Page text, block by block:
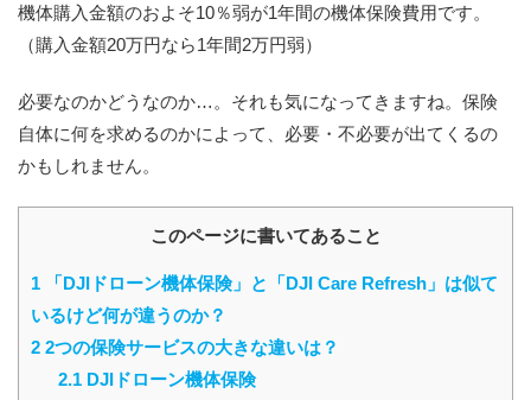
機体購入金額のおよそ10％弱が1年間の機体保険費用です。
（購入金額20万円なら1年間2万円弱）
必要なのかどうなのか…。それも気になってきますね。保険
自体に何を求めるのかによって、必要・不必要が出てくるの
かもしれません。
このページに書いてあること
1 「DJIドローン機体保険」と「DJI Care Refresh」は似て
いるけど何が違うのか？
2 2つの保険サービスの大きな違いは？
2.1DJIドローン機体保険